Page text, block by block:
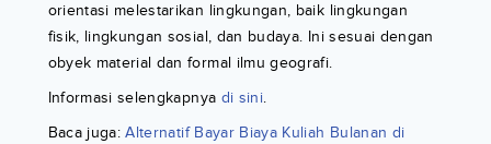
orientasi melestarikan lingkungan, baik lingkungan
fisik, lingkungan sosial, dan budaya. Ini sesuai dengan
obyek material dan formal ilmu geografi.
Informasi selengkapnya di sini.
Baca juga:Alternatif Bayar Biaya Kuliah Bulanan di